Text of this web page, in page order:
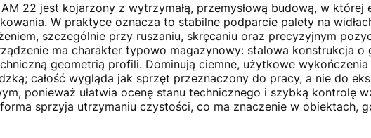
22 jest kojarzony z wytrzymałą, przemysłową budową, w której
W praktyce oznacza to stabilne podparcie palety na
szczególnie przy ruszaniu, skręcaniu oraz precyzyjnym
ma charakter typowo magazynowy: stalowa konstrukcja o
geometrią profili. Dominują ciemne, użytkowe
całość wygląda jak sprzęt przeznaczony do pracy, a nie do
ponieważ ułatwia ocenę stanu technicznego i szybką kontrolę
sprzyja utrzymaniu czystości, co ma znaczenie w obiektach,